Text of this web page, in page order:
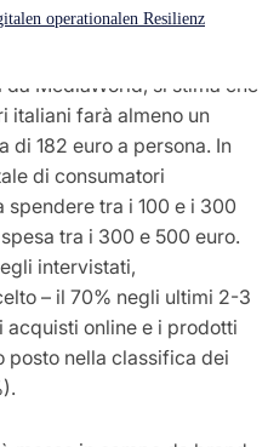
operationalen Resilienz
MediaWorld, si stima che
italiani farà almeno un
di 182 euro a persona. In
di consumatori
tra i 100 e i 300
tra i 300 e 500 euro.
intervistati,
– il 70% negli ultimi 2-3
online e i prodotti
nella classifica dei